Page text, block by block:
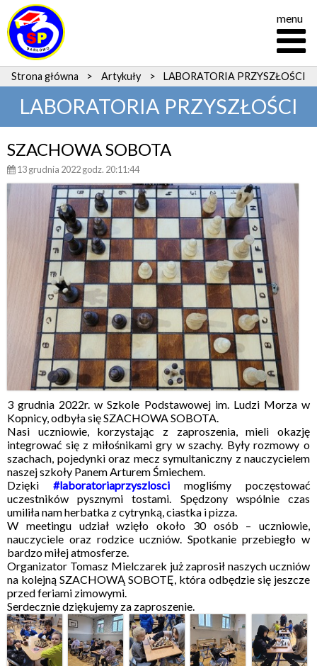
menu
Strona główna > Artykuły > LABORATORIA PRZYSZŁOŚCI
LABORATORIA PRZYSZŁOŚCI
SZACHOWA SOBOTA
13 grudnia 2022 godz. 20:11:44
3 grudnia 2022r. w Szkole Podstawowej im. Ludzi Morza w
Kopnicy, odbyła się SZACHOWA SOBOTA.
Nasi uczniowie, korzystając z zaproszenia, mieli okazję
integrować się z miłośnikami gry w szachy. Były rozmowy o
szachach, pojedynki oraz mecz symultaniczny z nauczycielem
naszej szkoły Panem Arturem Śmiechem.
Dzięki #laboratoriaprzyszlosci mogliśmy poczęstować
uczestników pysznymi tostami. Spędzony wspólnie czas
umiliła nam herbatka z cytrynką, ciastka i pizza.
W meetingu udział wzięło około 30 osób – uczniowie,
nauczyciele oraz rodzice uczniów. Spotkanie przebiegło w
bardzo miłej atmosferze.
Organizator Tomasz Mielczarek już zaprosił naszych uczniów
na kolejną SZACHOWĄ SOBOTĘ, która odbędzie się jeszcze
przed feriami zimowymi.
Serdecznie dziękujemy za zaproszenie.